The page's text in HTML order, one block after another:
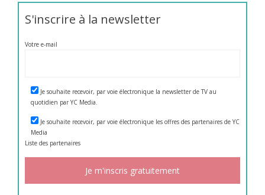
S'inscrire à la newsletter
Votre e-mail
Je souhaite recevoir, par voie électronique la newsletter de TV au
quotidien par YC Media.
Je souhaite recevoir, par voie électronique les offres des partenaires de YC
Media
Liste des partenaires